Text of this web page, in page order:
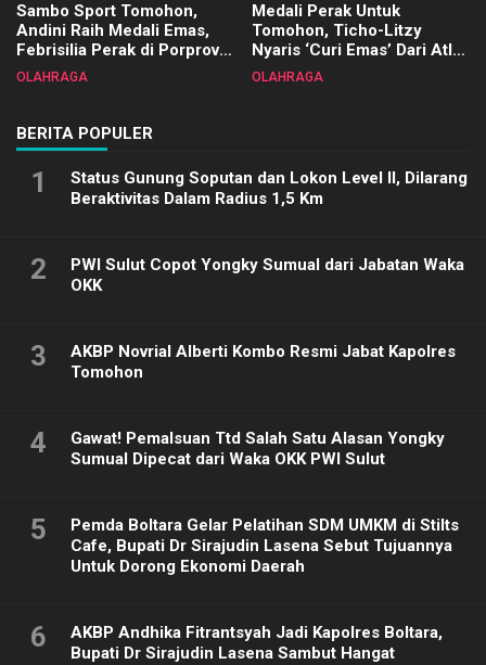
Sambo Sport Tomohon,
Andini Raih Medali Emas,
Febrisilia Perak di Porprov
Sulut 2025
OLAHRAGA
Medali Perak Untuk
Tomohon, Ticho-Litzy
Nyaris ‘Curi Emas’ Dari Atlet
Biliar PON di Porprov Sulut
OLAHRAGA
BERITA POPULER
1
Status Gunung Soputan dan Lokon Level II, Dilarang
Beraktivitas Dalam Radius 1,5 Km
2
PWI Sulut Copot Yongky Sumual dari Jabatan Waka
OKK
3
AKBP Novrial Alberti Kombo Resmi Jabat Kapolres
Tomohon
4
Gawat! Pemalsuan Ttd Salah Satu Alasan Yongky
Sumual Dipecat dari Waka OKK PWI Sulut
5
Pemda Boltara Gelar Pelatihan SDM UMKM di Stilts
Cafe, Bupati Dr Sirajudin Lasena Sebut Tujuannya
Untuk Dorong Ekonomi Daerah
6
AKBP Andhika Fitrantsyah Jadi Kapolres Boltara,
Bupati Dr Sirajudin Lasena Sambut Hangat